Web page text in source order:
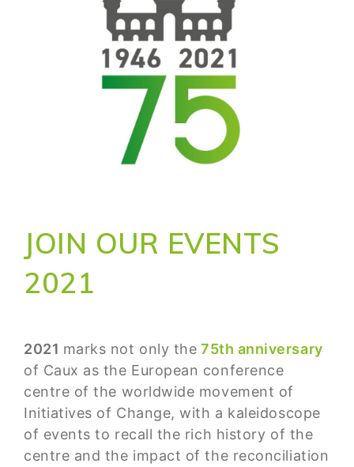
JOIN OUR EVENTS
2021
2021 marks not only the 75th anniversary
of Caux as the European conference
centre of the worldwide movement of
Initiatives of Change, with a kaleidoscope
of events to recall the rich history of the
centre and the impact of the reconciliation